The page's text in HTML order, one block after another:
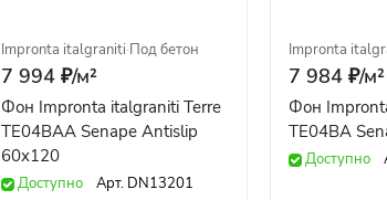
Impronta italgraniti·Под бетон
7 994 ₽/м²
Фон Impronta italgraniti Terre
TE04BAA Senape Antislip
60x120
Доступно Арт. DN13201
Impronta
7 984 ₽/м²
Фон
TE04BA
Доступно